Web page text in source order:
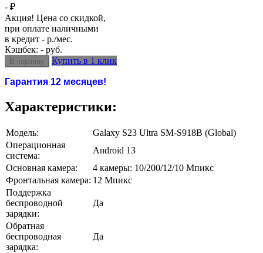
- ₽
Акция! Цена со скидкой,
при оплате наличными
в кредит - р./мес.
Кэшбек: - руб.
Купить в 1 клик
Гарантия 12 месяцев!
Характеристики:
Модель:
Galaxy S23 Ultra SM-S918B (Global)
Операционная
система:
Android 13
Основная камера:
4 камеры: 10/200/12/10 Мпикс
Фронтальная камера: 12 Мпикс
Поддержка
беспроводной
зарядки:
Да
Обратная
беспроводная
зарядка:
Да